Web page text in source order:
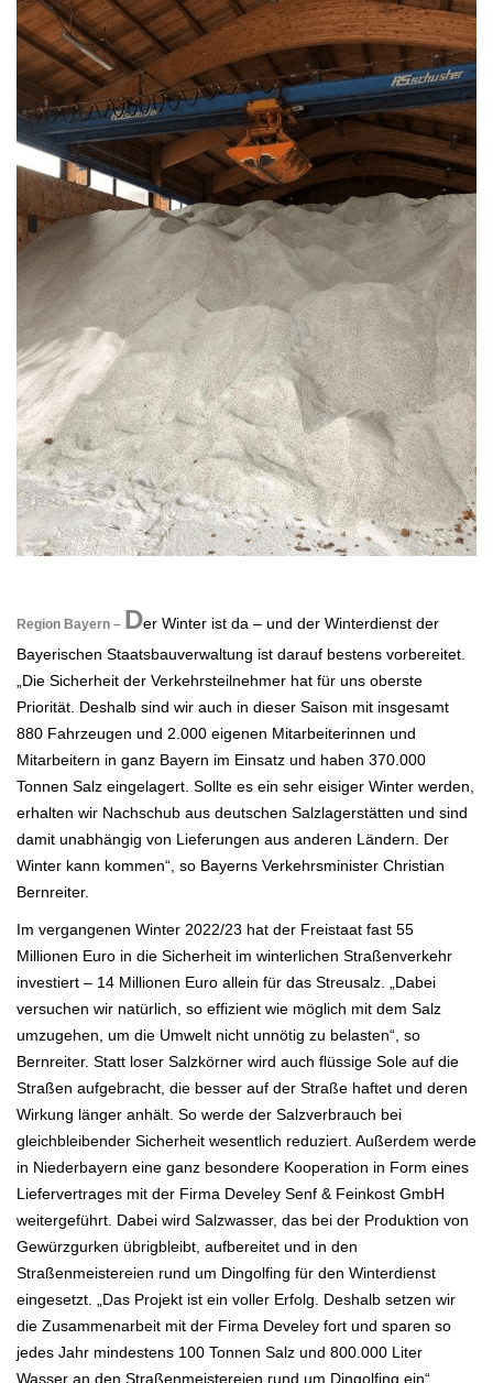
Region Bayern – Der Winter ist da – und der Winterdienst der
Bayerischen Staatsbauverwaltung ist darauf bestens vorbereitet.
„Die Sicherheit der Verkehrsteilnehmer hat für uns oberste
Priorität. Deshalb sind wir auch in dieser Saison mit insgesamt
880 Fahrzeugen und 2.000 eigenen Mitarbeiterinnen und
Mitarbeitern in ganz Bayern im Einsatz und haben 370.000
Tonnen Salz eingelagert. Sollte es ein sehr eisiger Winter werden,
erhalten wir Nachschub aus deutschen Salzlagerstätten und sind
damit unabhängig von Lieferungen aus anderen Ländern. Der
Winter kann kommen“, so Bayerns Verkehrsminister Christian
Bernreiter.
Im vergangenen Winter 2022/23 hat der Freistaat fast 55
Millionen Euro in die Sicherheit im winterlichen Straßenverkehr
investiert – 14 Millionen Euro allein für das Streusalz. „Dabei
versuchen wir natürlich, so effizient wie möglich mit dem Salz
umzugehen, um die Umwelt nicht unnötig zu belasten“, so
Bernreiter. Statt loser Salzkörner wird auch flüssige Sole auf die
Straßen aufgebracht, die besser auf der Straße haftet und deren
Wirkung länger anhält. So werde der Salzverbrauch bei
gleichbleibender Sicherheit wesentlich reduziert. Außerdem werde
in Niederbayern eine ganz besondere Kooperation in Form eines
Liefervertrages mit der Firma Develey Senf & Feinkost GmbH
weitergeführt. Dabei wird Salzwasser, das bei der Produktion von
Gewürzgurken übrigbleibt, aufbereitet und in den
Straßenmeistereien rund um Dingolfing für den Winterdienst
eingesetzt. „Das Projekt ist ein voller Erfolg. Deshalb setzen wir
die Zusammenarbeit mit der Firma Develey fort und sparen so
jedes Jahr mindestens 100 Tonnen Salz und 800.000 Liter
Wasser an den Straßenmeistereien rund um Dingolfing ein“,